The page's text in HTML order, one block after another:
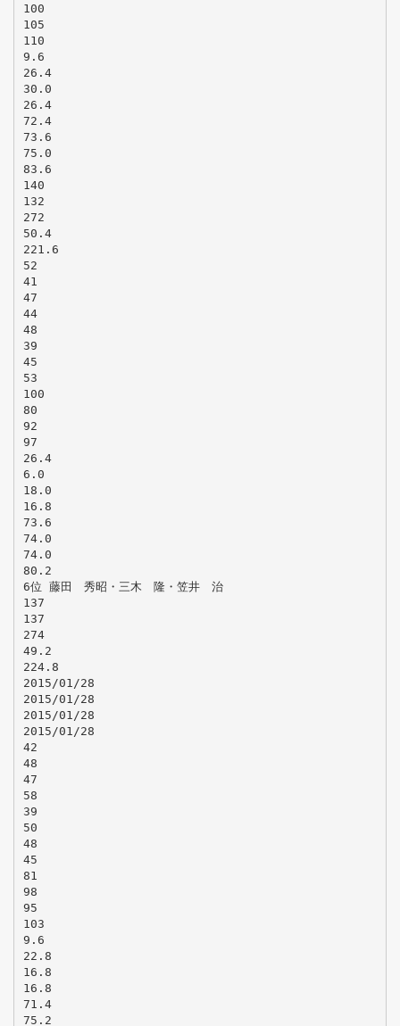
100
105
110
9.6
26.4
30.0
26.4
72.4
73.6
75.0
83.6
140
132
272
50.4
221.6
52
41
47
44
48
39
45
53
100
80
92
97
26.4
6.0
18.0
16.8
73.6
74.0
74.0
80.2
6位 藤田 秀昭・三木 隆・笠井 治
137
137
274
49.2
224.8
2015/01/28
2015/01/28
2015/01/28
2015/01/28
42
48
47
58
39
50
48
45
81
98
95
103
9.6
22.8
16.8
16.8
71.4
75.2